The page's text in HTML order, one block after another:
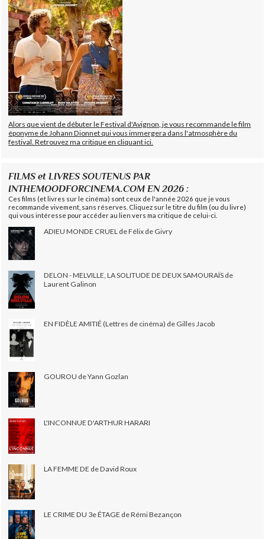
Alors que vient de débuter le Festival d'Avignon, je vous recommande le film
éponyme de Johann Dionnet qui vous immergera dans l'atmosphère du
festival. Retrouvez ma critique en cliquant ici.
FILMS et LIVRES SOUTENUS PAR
INTHEMOODFORCINEMA.COM EN 2026 :
Ces films (et livres sur le cinéma) sont ceux de l'année 2026 que je vous
recommande vivement, sans réserves. Cliquez sur le titre du film (ou du livre)
qui vous intéresse pour accéder au lien vers ma critique de celui-ci.
ADIEU MONDE CRUEL de Félix de Givry
DELON - MELVILLE, LA SOLITUDE DE DEUX SAMOURAÏS de
Laurent Galinon
EN FIDÈLE AMITIÉ (Lettres de cinéma) de Gilles Jacob
GOUROU de Yann Gozlan
L'INCONNUE D'ARTHUR HARARI
LA FEMME DE de David Roux
LE CRIME DU 3e ÉTAGE de Rémi Bezançon